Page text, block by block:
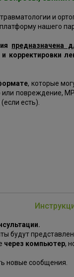
и
нашего
предназначена
корректировки
, которые
повреждение,
есть).
будут
через компьютер,
новые сообщения.